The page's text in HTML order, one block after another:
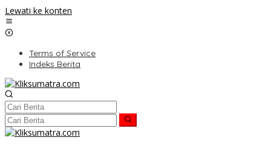
Lewati ke konten
Terms of Service
Indeks Berita